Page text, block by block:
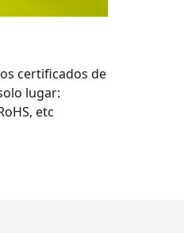
certificados de
lugar:
etc